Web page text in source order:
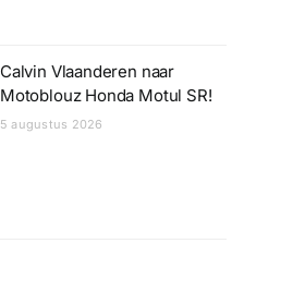
Calvin Vlaanderen naar
Motoblouz Honda Motul SR!
5 augustus 2026